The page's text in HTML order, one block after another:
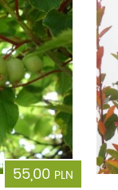
55,00 PLN